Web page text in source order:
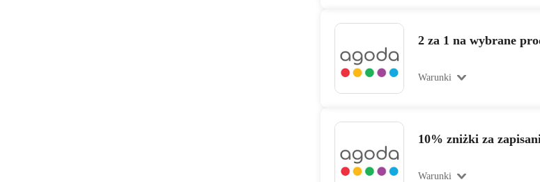
2 za 1 na wybrane
Warunki
10% zniżki za
Warunki